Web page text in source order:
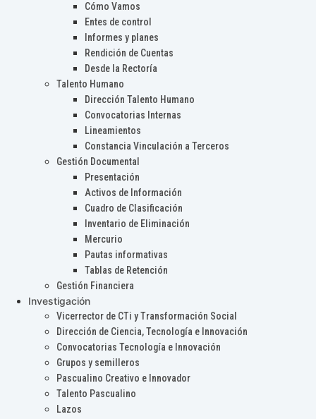
Cómo Vamos
Entes de control
Informes y planes
Rendición de Cuentas
Desde la Rectoría
Talento Humano
Dirección Talento Humano
Convocatorias Internas
Lineamientos
Constancia Vinculación a Terceros
Gestión Documental
Presentación
Activos de Información
Cuadro de Clasificación
Inventario de Eliminación
Mercurio
Pautas informativas
Tablas de Retención
Gestión Financiera
Investigación
Vicerrector de CTi y Transformación Social
Dirección de Ciencia, Tecnología e Innovación
Convocatorias Tecnología e Innovación
Grupos y semilleros
Pascualino Creativo e Innovador
Talento Pascualino
Lazos